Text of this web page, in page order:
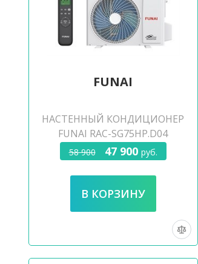
FUNAI
НАСТЕННЫЙ КОНДИЦИОНЕР
FUNAI RAC-SG75HP.D04
58 900 47 900 руб.